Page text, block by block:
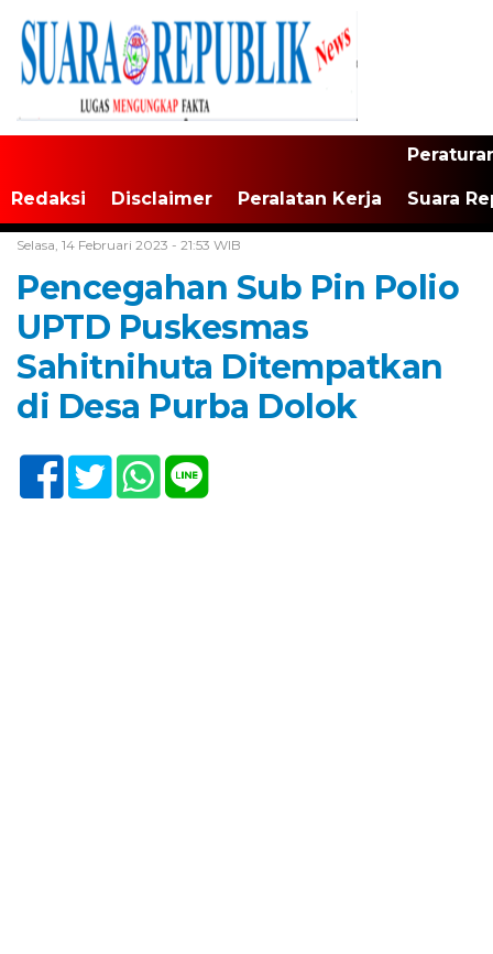
Redaksi Disclaimer Peralatan Kerja Suara
Selasa, 14 Februari 2023 - 21:53 WIB
Pencegahan Sub Pin Polio
UPTD Puskesmas
Sahitnihuta Ditempatkan
di Desa Purba Dolok